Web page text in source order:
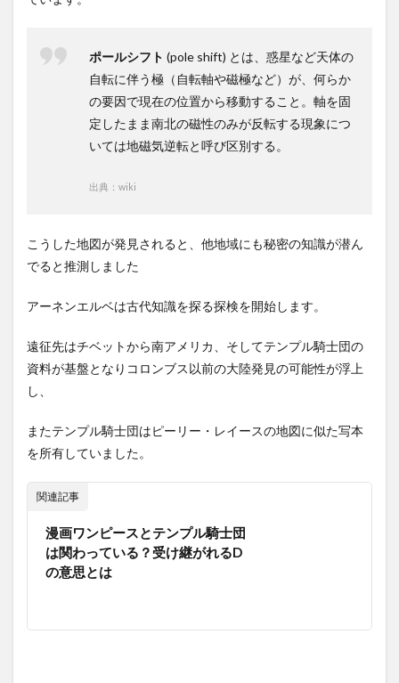
ポールシフト (pole shift) とは、惑星など天体の
自転に伴う極（自転軸や磁極など）が、何らか
の要因で現在の位置から移動すること。軸を固
定したまま南北の磁性のみが反転する現象につ
いては地磁気逆転と呼び区別する。
出典：wiki
こうした地図が発見されると、他地域にも秘密の知識が潜ん
でると推測しました
アーネンエルベは古代知識を探る探検を開始します。
遠征先はチベットから南アメリカ、そしてテンプル騎士団の
資料が基盤となりコロンブス以前の大陸発見の可能性が浮上
し、
またテンプル騎士団はピーリー・レイースの地図に似た写本
を所有していました。
関連記事
漫画ワンピースとテンプル騎士団
は関わっている？受け継がれるD
の意思とは